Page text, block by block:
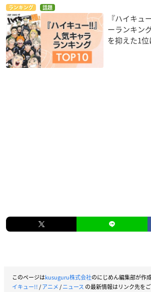
ランキング 話題
『ハイキュ
ーランキン
を抑えた1位
このページはkusuguru株式会社のにじめん編集部が作
イキュー!!/アニメ/ニュース の最新情報はリンク先をご